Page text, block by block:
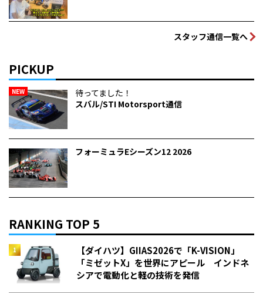
スタッフ通信一覧へ
PICKUP
NEW
待ってました！
スバル/STI Motorsport通信
フォーミュラEシーズン12 2026
RANKING TOP 5
【ダイハツ】GIIAS2026で「K-VISION」
「ミゼットX」を世界にアピール インドネ
シアで電動化と軽の技術を発信